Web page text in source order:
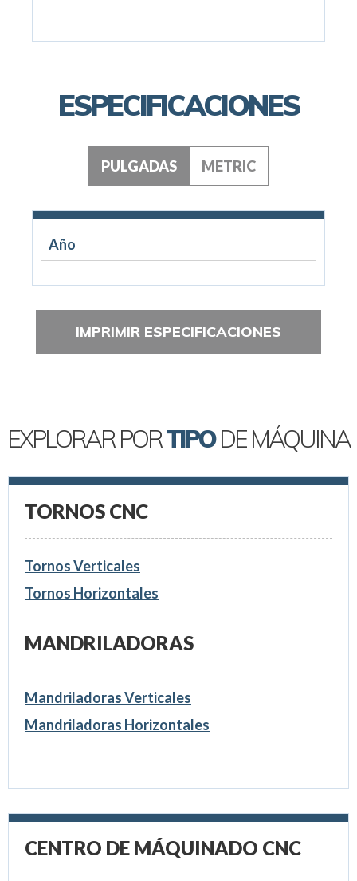
ESPECIFICACIONES
PULGADAS METRIC
Año
IMPRIMIR ESPECIFICACIONES
EXPLORAR PORTIPODE MÁQUINA
TORNOS CNC
Tornos Verticales
Tornos Horizontales
MANDRILADORAS
Mandriladoras Verticales
Mandriladoras Horizontales
CENTRO DE MÁQUINADO CNC